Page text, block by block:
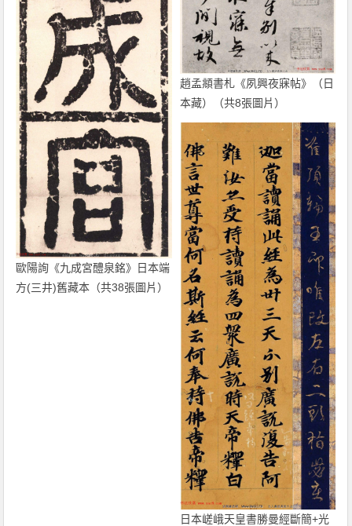
歐陽詢《九成宮醴泉銘》日本端
方(三井)舊藏本（共38張圖片）
趙孟頫書札《夙興夜寐帖》（日
本藏）（共8張圖片）
日本嵯峨天皇書勝曼經斷簡+光